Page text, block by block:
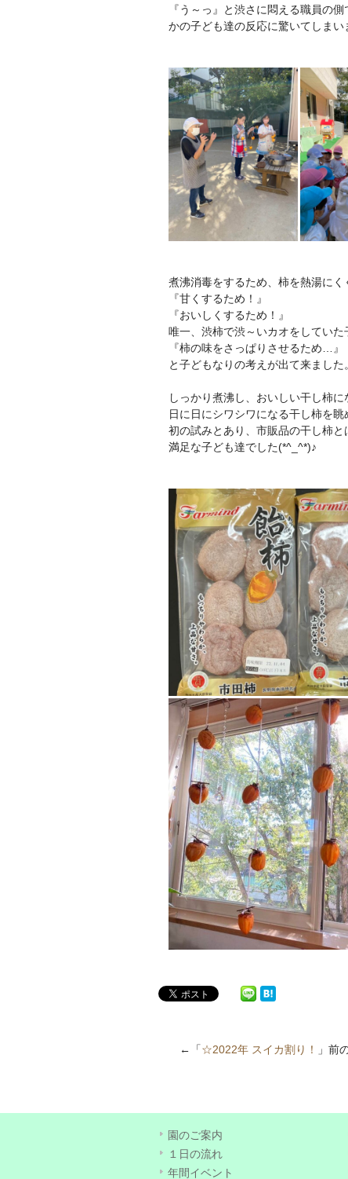
『う～っ』と渋さに悶える職員の
かの子ども達の反応に驚いてしまい
煮沸消毒をするため、柿を熱湯に
『甘くするため！』
『おいしくするため！』
唯一、渋柿で渋～いカオをしていた
『柿の味をさっぱりさせるため…』
と子どもなりの考えが出て来ました。
しっかり煮沸し、おいしい干し柿
日に日にシワシワになる干し柿を
初の試みとあり、市販品の干し柿
満足な子ども達でした(*^_^*)♪
←「☆2022年 スイカ割り！ 」
園のご案内
１日の流れ
年間イベント